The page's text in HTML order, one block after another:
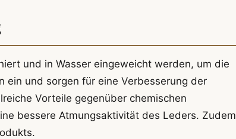
und in Wasser eingeweicht werden, um die
ein und sorgen für eine Verbesserung der
Vorteile gegenüber chemischen
bessere Atmungsaktivität des Leders. Zudem